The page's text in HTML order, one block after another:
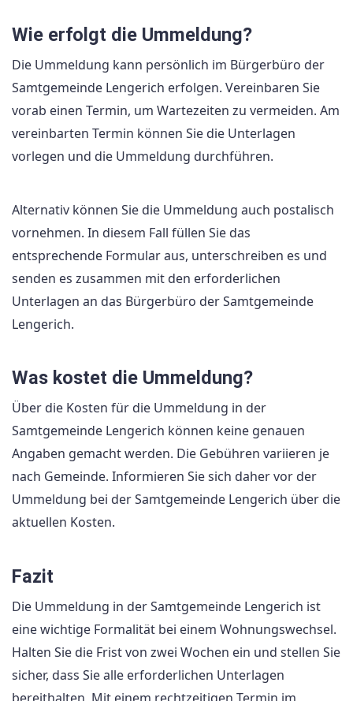
Wie erfolgt die Ummeldung?
Die Ummeldung kann persönlich im Bürgerbüro der
Samtgemeinde Lengerich erfolgen. Vereinbaren Sie
vorab einen Termin, um Wartezeiten zu vermeiden. Am
vereinbarten Termin können Sie die Unterlagen
vorlegen und die Ummeldung durchführen.
Alternativ können Sie die Ummeldung auch postalisch
vornehmen. In diesem Fall füllen Sie das
entsprechende Formular aus, unterschreiben es und
senden es zusammen mit den erforderlichen
Unterlagen an das Bürgerbüro der Samtgemeinde
Lengerich.
Was kostet die Ummeldung?
Über die Kosten für die Ummeldung in der
Samtgemeinde Lengerich können keine genauen
Angaben gemacht werden. Die Gebühren variieren je
nach Gemeinde. Informieren Sie sich daher vor der
Ummeldung bei der Samtgemeinde Lengerich über die
aktuellen Kosten.
Fazit
Die Ummeldung in der Samtgemeinde Lengerich ist
eine wichtige Formalität bei einem Wohnungswechsel.
Halten Sie die Frist von zwei Wochen ein und stellen Sie
sicher, dass Sie alle erforderlichen Unterlagen